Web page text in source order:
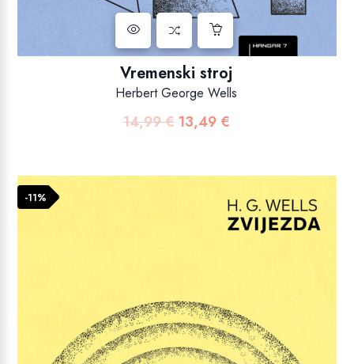
Vremenski stroj
Herbert George Wells
14,99€ Izvorna
je:
13,49 €Trenutna
13,49 €.
-11%